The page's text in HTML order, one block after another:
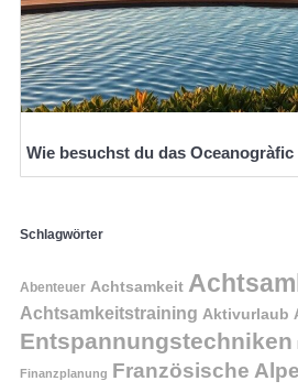
Wie besuchst du das Oceanogràfic
Schlagwörter
Abenteuer Achtsamkeit
Achtsamkeitstraining Aktivurlaub
Entspannungstechniken
Finanzplanung Französische